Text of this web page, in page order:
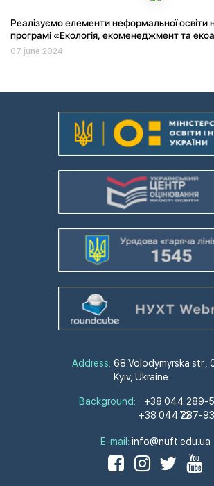
Реалізуємо елементи неформальної освіти
програмі «Екологія, екоменеджмент та
07 june 2024
Address: 68 Volodymyrska str.,
Kyiv, Ukraine
Background:
+38 044 289-
72
+38 044 287-
E-mail: info@nuft.edu.ua